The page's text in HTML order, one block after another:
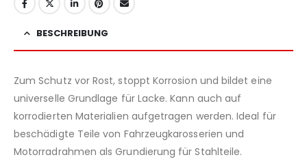
BESCHREIBUNG
Zum Schutz vor Rost, stoppt Korrosion und bildet eine
universelle Grundlage für Lacke. Kann auch auf
korrodierten Materialien aufgetragen werden. Ideal für
beschädigte Teile von Fahrzeugkarosserien und
Motorradrahmen als Grundierung für Stahlteile.